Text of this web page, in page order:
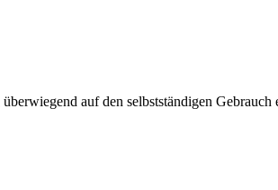
auf den selbstständigen